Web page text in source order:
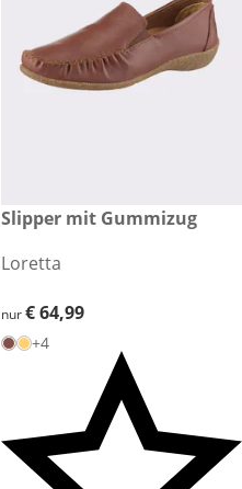
€ 64,99
Slipper mit Gummizug
Loretta
€ 64,99
nur€ 64,99
+4